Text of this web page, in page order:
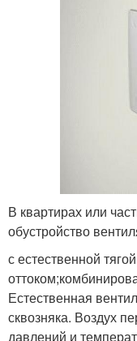
Вентиляции
В квартирах или
обустройство
с естественной
Естественная
сквозняка. Воздух
давлений и